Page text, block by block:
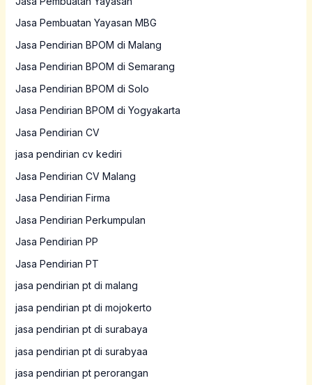
Jasa Pembuatan Yayasan MBG
Jasa Pendirian BPOM di Malang
Jasa Pendirian BPOM di Semarang
Jasa Pendirian BPOM di Solo
Jasa Pendirian BPOM di Yogyakarta
Jasa Pendirian CV
jasa pendirian cv kediri
Jasa Pendirian CV Malang
Jasa Pendirian Firma
Jasa Pendirian Perkumpulan
Jasa Pendirian PP
Jasa Pendirian PT
jasa pendirian pt di malang
jasa pendirian pt di mojokerto
jasa pendirian pt di surabaya
jasa pendirian pt di surabyaa
jasa pendirian pt perorangan